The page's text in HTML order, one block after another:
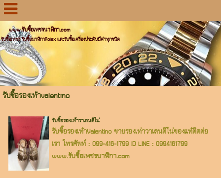
www.รับซื้อเพชรนาฬิกา.com
รับซื้อเพชร รับซื้อนาฬิกาRolex และรับซื้อเครื่องประดับมีค่าทุกชนิด
รับซื้อรองเท้าvalentino
รับซื้อรองเท้าวาเลนติโน่
รับซื้อรองเท้าValentino ขายรองเท่าวาเลนติโน่ของแท้ติดต่อ
เรา โทรศัพท์ : 099-416-1799 ID LINE : 0994161799
www.รับซื้อเพชรนาฬิกา.com